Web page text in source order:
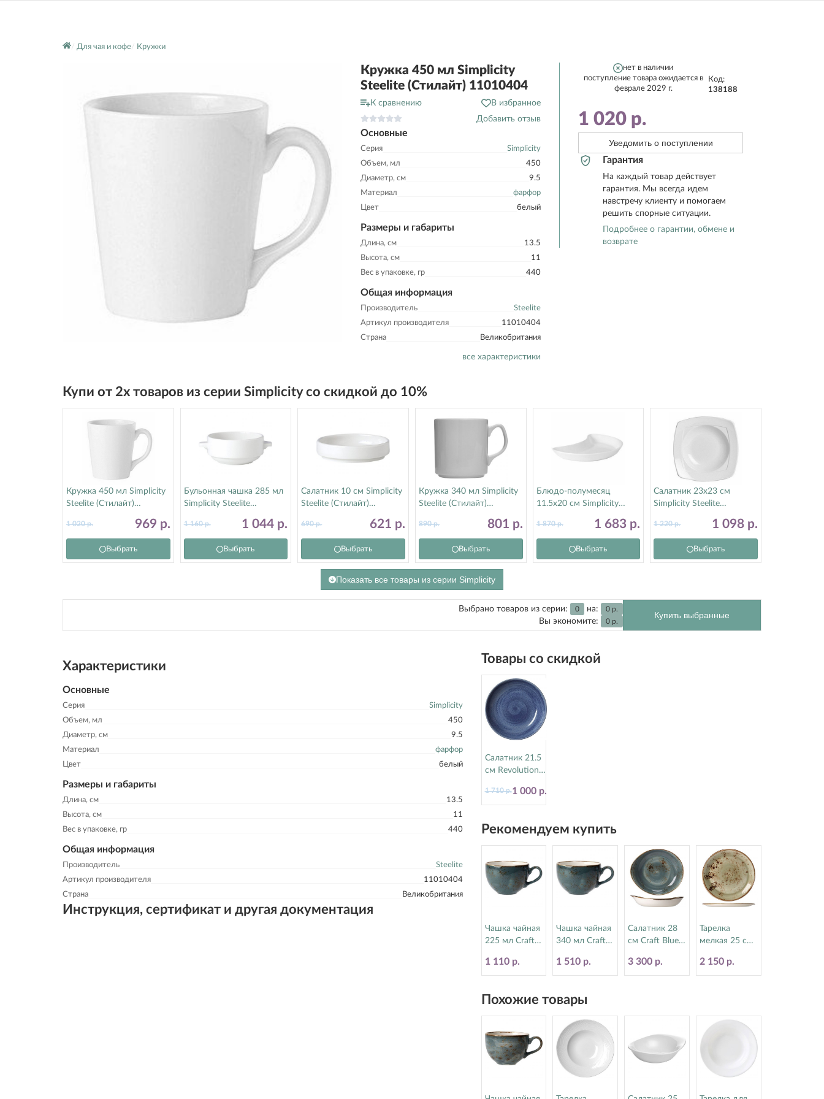
Для чая и кофе Кружки
Кружка 450 мл Simplicity
Steelite (Стилайт) 11010404
К сравнению
В избранное
Добавить отзыв
Основные
Серия
Simplicity
Объем, мл
450
Диаметр, см
9.5
Материал
фарфор
Цвет
белый
Размеры и габариты
Длина, см
13.5
Высота, см
11
Вес в упаковке, гр
440
Общая информация
Производитель
Steelite
Артикул производителя
11010404
Страна
Великобритания
все характеристики
нет в наличии
поступление товара ожидается в
феврале 2029 г.
Код:
138188
1 020 р.
Уведомить о поступлении
Гарантия
На каждый товар действует
гарантия. Мы всегда идем
навстречу клиенту и помогаем
решить спорные ситуации.
Подробнее о гарантии, обмене и
возврате
Купи от 2х товаров из серии Simplicity со скидкой до 10%
Кружка 450 мл Simplicity
Steelite (Стилайт)
969 р.
1 020р.
Выбрать
Бульонная чашка 285 мл
Simplicity Steelite
1 044 р.
1 160р.
Выбрать
Салатник 10 см Simplicity
Steelite (Стилайт)
621 р.
690р.
Выбрать
Кружка 340 мл Simplicity
Steelite (Стилайт)
801 р.
890р.
Выбрать
Блюдо-полумесяц
11.5х20 см Simplicity
11010207
1 683 р.
1 870р.
Выбрать
Салатник 23х23 см
Simplicity Steelite
1 098 р.
1 220р.
Выбрать
Показать все товары из серии Simplicity
Выбрано товаров из серии: 0 на: 0 р.
Вы экономите: 0 р.
Купить выбранные
Характеристики
Основные
Серия
Simplicity
Объем, мл
450
Диаметр, см
9.5
Материал
фарфор
Цвет
белый
Размеры и габариты
Длина, см
13.5
Высота, см
11
Вес в упаковке, гр
440
Общая информация
Производитель
Steelite
Артикул производителя
11010404
Страна
Великобритания
Инструкция, сертификат и другая документация
Товары со скидкой
Салатник 21.5
см Revolution
Steelite
(Стилайт)
1 000 р.
1 710 р.
Рекомендуем купить
Чашка чайная
225 мл Craft
(Стилайт)
11300189
1 110 р.
Чашка чайная
340 мл Craft
(Стилайт)
11300152
1 510 р.
Салатник 28
см Craft Blue
(Стилайт)
11300523
3 300 р.
Тарелка
мелкая 25 см
Steelite
(Стилайт)
2 150 р.
Похожие товары